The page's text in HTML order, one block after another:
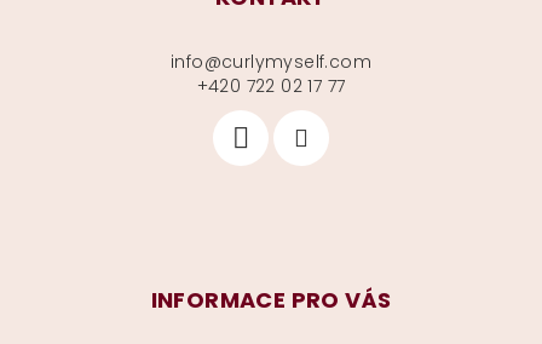
info@curlymyself.com
+420 722 02 17 77
INFORMACE PRO VÁS